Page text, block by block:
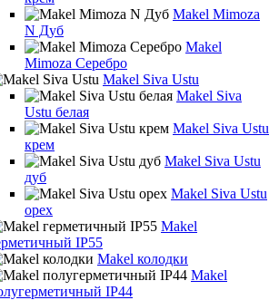
Makel Mimoza
N Дуб
Makel
Mimoza Серебро
Makel Siva Ustu
Makel Siva
Ustu белая
Makel Siva Ustu
крем
Makel Siva Ustu
дуб
Makel Siva Ustu
орех
Makel
IP55
Makel колодки
Makel
IP44